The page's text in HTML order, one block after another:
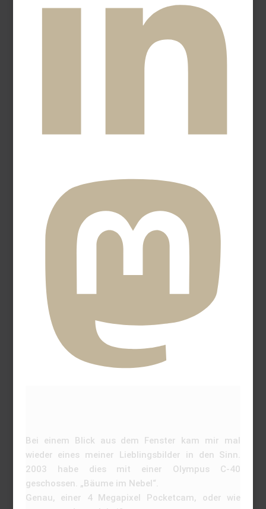
Bei einem Blick aus dem Fenster kam mir mal
wieder eines meiner Lieblingsbilder in den Sinn.
2003 habe dies mit einer Olympus C-40
geschossen. „Bäume im Nebel“.
Genau, einer 4 Megapixel Pocketcam, oder wie